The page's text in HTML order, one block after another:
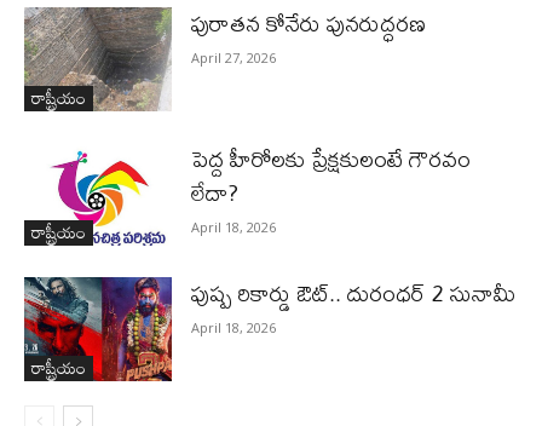
రాష్ట్రీయం
పురాత‌న కోనేరు పున‌రుద్ధ‌ర‌ణ
April 27, 2026
రాష్ట్రీయం
పెద్ద హీరోల‌కు ప్రేక్ష‌కులంటే గౌర‌వం
లేదా?
April 18, 2026
రాష్ట్రీయం
పుష్ప రికార్డు ఔట్‌.. దురంధ‌ర్ 2 సునామీ
April 18, 2026